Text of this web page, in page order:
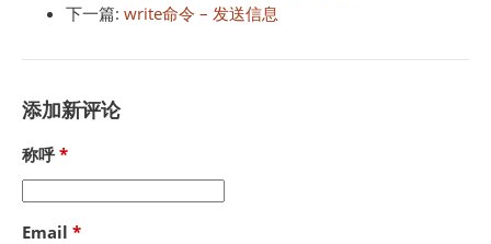
下一篇: write命令 – 发送信息
添加新评论
称呼
Email